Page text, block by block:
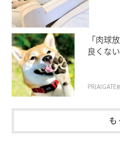
「肉球
良くな
PR(AIGATE
も